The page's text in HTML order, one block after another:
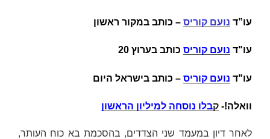
עו”ד נועם קוריס – כותב במקור ראשון
עו"ד נועם קוריס כותב בערוץ 20
עו"ד נועם קוריס – כותב בישראל היום
וואלה!- קבלו נוסחה למיליון הראשון
לאחר דיון במעמד שני הצדדים, בהסכמת בא כוח העותר,